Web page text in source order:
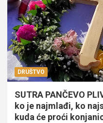
DRUŠTVO
SUTRA PANČEVO
ko je najmlađi, ko
kuda će proći